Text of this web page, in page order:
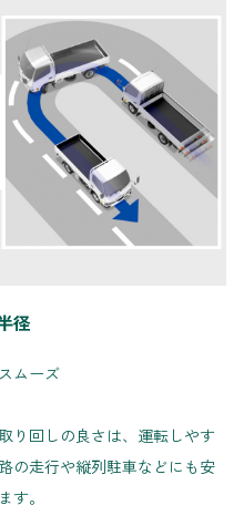
径
ムーズ
り回しの良さは、運転しやす
の走行や縦列駐車などにも安
す。